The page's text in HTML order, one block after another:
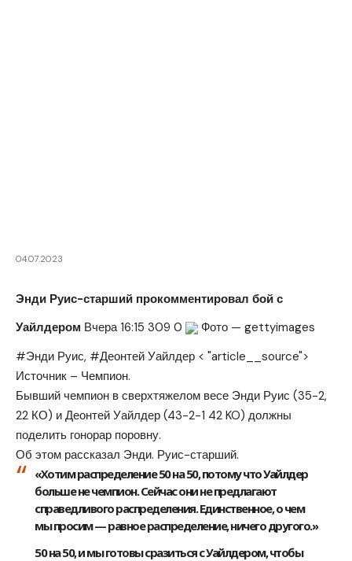
04.07.2023
Энди Руис-старший прокомментировал бой с
Уайлдером Вчера 16:15 309 0
Фото — gettyimages
#Энди Руис, #Деонтей Уайлдер < "article__source">
Источник – Чемпион.
Бывший чемпион в сверхтяжелом весе Энди Руис (35-2,
22 КО) и Деонтей Уайлдер (43-2-1 42 KO) должны
поделить гонорар поровну.
Об этом рассказал Энди. Руис-старший.
«Хотим распределение 50 на 50, потому что Уайлдер
больше не чемпион. Сейчас они не предлагают
справедливого распределения. Единственное, о чем
мы просим — равное распределение, ничего другого.»
50 на 50, и мы готовы сразиться с Уайлдером, чтобы